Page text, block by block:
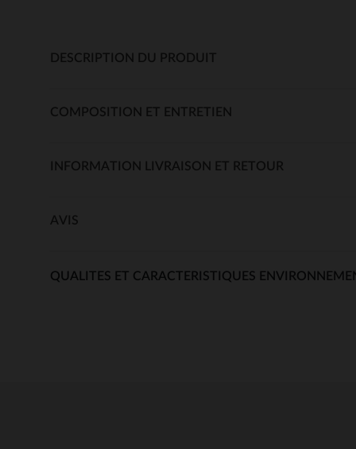
DESCRIPTION DU PRODUIT
COMPOSITION ET ENTRETIEN
INFORMATION LIVRAISON ET RETOUR
AVIS
QUALITES ET CARACTERISTIQUES